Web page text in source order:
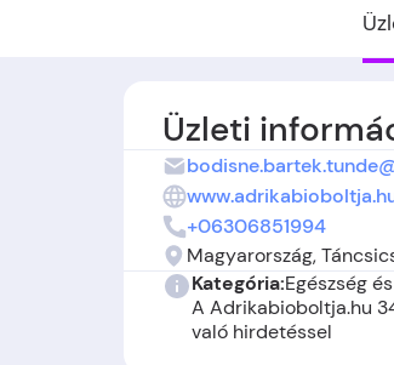
Üzleti
+06306851994
Magyarország,
Kategória:Egészség
A Adrikabioboltja.hu
való hirdetéssel